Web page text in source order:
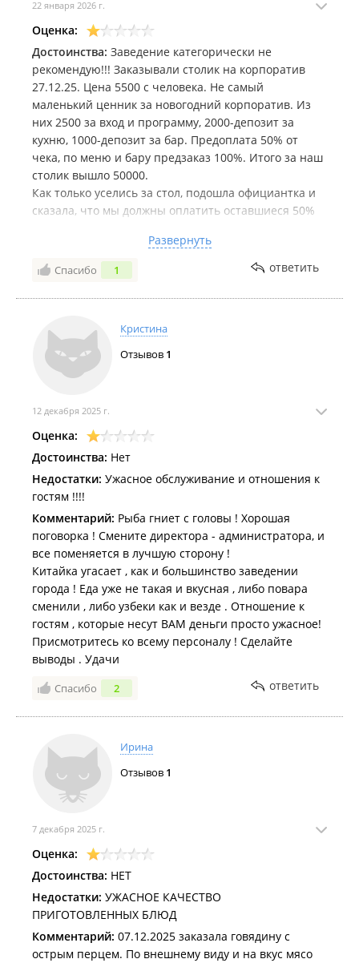
22 января 2026 г.
Оценка:
Достоинства: Заведение категорически не
рекомендую!!! Заказывали столик на корпоратив
27.12.25. Цена 5500 с человека. Не самый
маленький ценник за новогодний корпоратив. Из
них 2500 за вход и программу, 2000-депозит за
кухню, 1000-депозит за бар. Предоплата 50% от
чека, по меню и бару предзаказ 100%. Итого за наш
столик вышло 50000.
Как только уселись за стол, подошла официантка и
сказала, что мы должны оплатить оставшиеся 50%
администратору на входе. При этом, если что-то мы
захотим заказать еще, то идем к администратору,
оплачиваем, показываем чек, и они нам это
принесут.
русская по китайским рецептам. Приносят блюда в
том порядке, который выбит в чеке. То есть, лимон
под коньяк, который стоял последним в чеке,
выпит. При этом постоянные просьбы к
официантам принести лимон не имели успеха.
Бар: По бару тоже самое. Дополнительная бутылка
шампанского, также оплачивалась у
администратора, потом чек предъявлялся в бар и
там нам ее выдавали.
Программа: Программа была по 15 минут 3 раза
каждый час. При этом видеть и слышать ее могли
только люди, сидящие близко к танцполу. Всем
остальным ее загораживал бар. Хотя, и смотреть
там было не на что, честно говоря. Неинтересные,
скучные и не акуальные в данной
обстановке.конкурсы. Дед Мороз со Снегурочкой
вышли в самом конце, минут на 10, опять же для тех,
кто был близко к танцполу.
Кстати, когда танцуешь, мимо тебя, протискиваясь
сквозь толпу, через танцпол идут официанты с
несут в кабинки.
стол. Попросили убрать. Официантка принесла
тряпку, кинула ее на стол, и вытирали мы это сами.
Короче, в 10 часов вечера мы уже все разъехались
и простого, наглого, банального "разводилова" на
Развернуть
Спасибо 1 ответить
Кристина
Отзывов 1
12 декабря 2025 г.
Оценка:
Достоинства: Нет
Недостатки: Ужасное обслуживание и отношения к
гостям !!!!
Комментарий: Рыба гниет с головы ! Хорошая
поговорка ! Смените директора - администратора, и
все поменяется в лучшую сторону !
Китайка угасает , как и большинство заведении
города ! Еда уже не такая и вкусная , либо повара
сменили , либо узбеки как и везде . Отношение к
гостям , которые несут ВАМ деньги просто ужасное!
Присмотритесь ко всему персоналу ! Сделайте
выводы . Удачи
Спасибо 2 ответить
Ирина
Отзывов 1
7 декабря 2025 г.
Оценка:
Достоинства: НЕТ
Недостатки: УЖАСНОЕ КАЧЕСТВО
ПРИГОТОВЛЕННЫХ БЛЮД
Комментарий: 07.12.2025 заказала говядину с
острым перцем. По внешнему виду и на вкус мясо